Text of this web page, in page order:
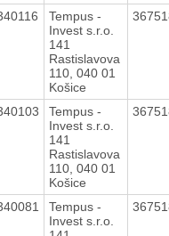
Tempus -
Invest s.r.o.
141
Rastislavova
110, 040 01
Košice
Tempus -
Invest s.r.o.
141
Rastislavova
110, 040 01
Košice
Tempus -
Invest s.r.o.